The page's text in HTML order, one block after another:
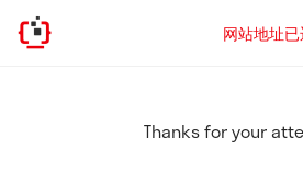
网站地址
Thanks for your